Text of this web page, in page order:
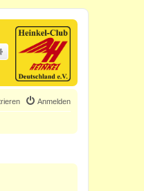
Erweiterte Suche
Anmelden